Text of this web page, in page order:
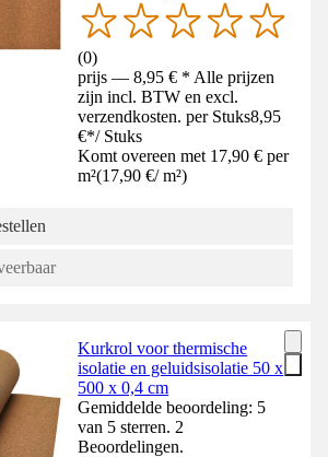
(0)
prijs — 8,95 € * Alle prijzen
zijn incl. BTW en excl.
verzendkosten. per Stuks8,95
€*/ Stuks
Komt overeen met 17,90 € per
m²(17,90 €/ m²)
Kurkrol voor thermische
isolatie en geluidsisolatie 50 x
500 x 0,4 cm
Gemiddelde beoordeling: 5
van 5 sterren. 2
Beoordelingen.